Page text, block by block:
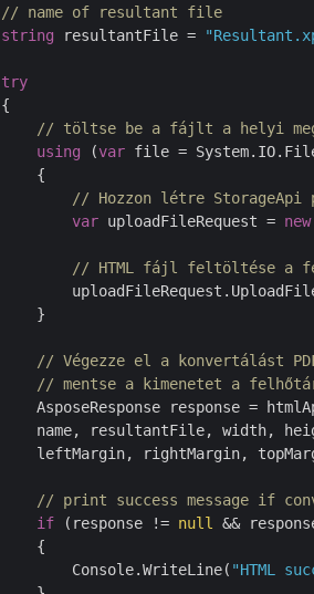
// name of resultant file
string resultantFile =
try
{
// töltse be a fájlt a helyi
using (var file =
    {
// Hozzon létre StorageApi
var uploadFileRequest = new
// HTML fájl feltöltése a
    }
// Végezze el a konvertálást
// mentse a kimenetet a
AsposeResponse response =
name, resultantFile, width,
leftMargin, rightMargin,
// print success message if
if (response != null &&
    {
        Console.WriteLine(
"HTML